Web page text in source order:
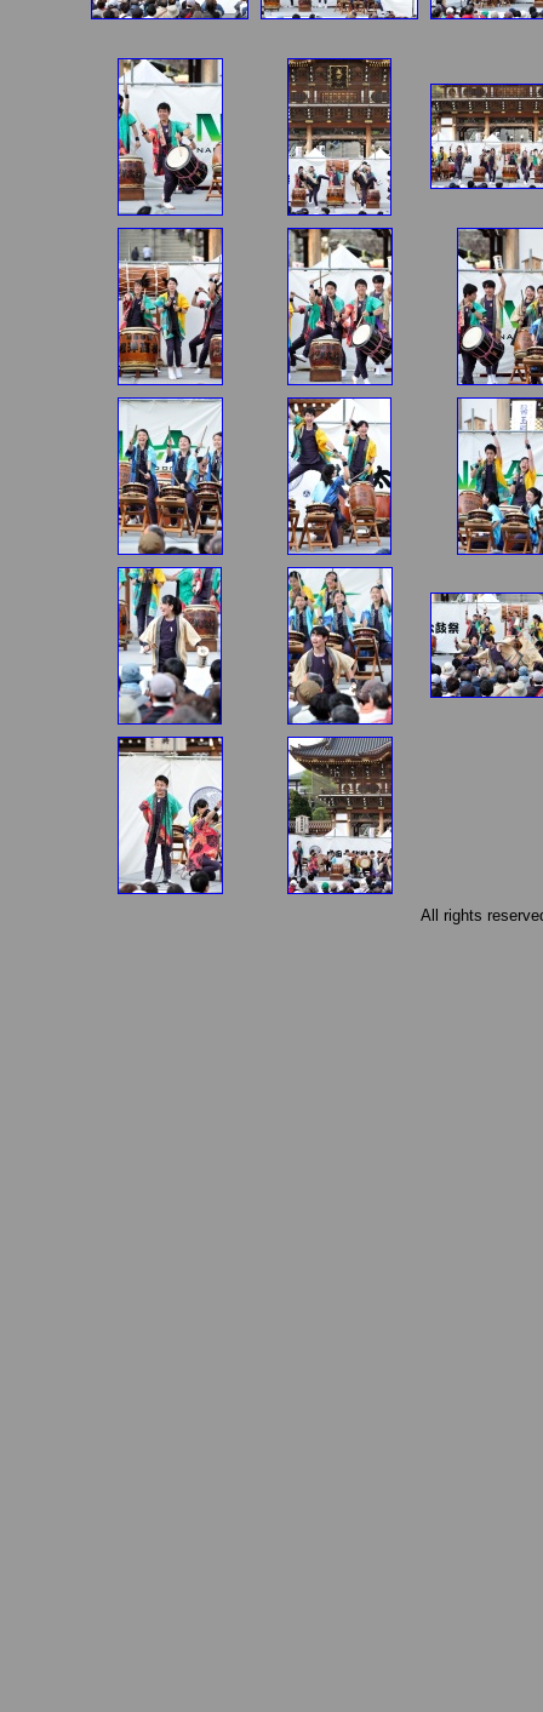
All rights